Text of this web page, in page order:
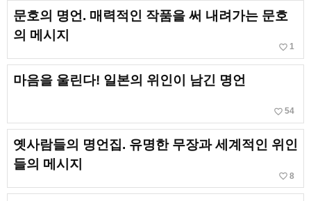
문호의 명언. 매력적인 작품을 써 내려가는 문호
의 메시지
favorite_border 1
마음을 울린다! 일본의 위인이 남긴 명언
favorite_border 54
옛사람들의 명언집. 유명한 무장과 세계적인 위인
들의 메시지
favorite_border 8